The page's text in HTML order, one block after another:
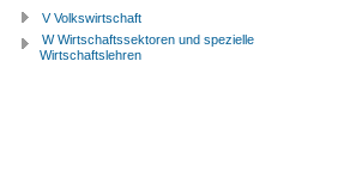
V Volkswirtschaft
W Wirtschaftssektoren und spezielle
Wirtschaftslehren